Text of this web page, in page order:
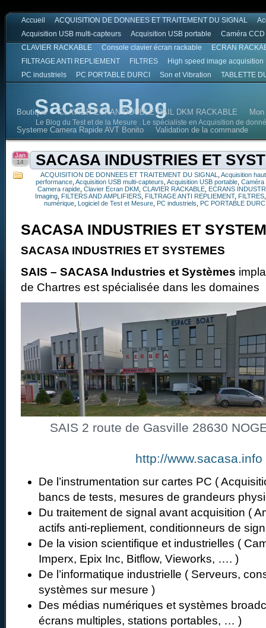
Accueil ACQUISITION DE DONNEES ET TRAITEMENT DU SIGNAL
Acquisition USB multi-capteurs
Acquisition USB portable
Caméra CCD
CLAVIER RACKABLE
Console clavier écran rackable
ECRAN
FILTRAGE ANTI REPLIEMENT
FILTRES
High speed image acquisition
PC industriels
PC PORTABLE DURCI Son et Vibration TABLETTE
Sacasa Blog
Le Blog du Test et de la Mesure . Le spécialiste en Acquisition de
Boutique CLAVIER ECRAN DOUBLE RAIL DKM RACKABLE
Systeme Camera Rapide AVT Bonito
Validation de la commande
SACASA INDUSTRIES ET
Jan
14
ACQUISITION DE DONNEES ET TRAITEMENT DU SIGNAL
Acquisition
performance Acquisition USB multi-capteurs Acquisition USB portable Caméra
Camera rapide Clavier Ecran DKM CLAVIER RACKABLE ECRANS
Imaging FILTERS AND AMPLIFIERS FILTRAGE ANTI REPLIEMENT, FILTRES
numérique Logiciel de Test et Mesure PC industriels PC PORTABLE
SACASA INDUSTRIES ET
SACASA INDUSTRIES ET SYSTEMES
SAIS – SACASA Industries et Systèmes
de Chartres est spécialisée dans les domaines
SAIS 2 route de Gasville 28630
http://www.sacasa.info
De l’instrumentation sur cartes PC (
bancs de tests, mesures de grandeurs
Du traitement de signal avant acquisition (
actifs anti-repliement, conditionneurs de
De la vision scientifique et industrielles (
Imperx, Epix Inc, Bitflow, Vieworks, …. )
De l’informatique industrielle ( Serveurs,
systèmes sur mesure )
Des médias numériques et systèmes
écrans multiples, stations portables, … )